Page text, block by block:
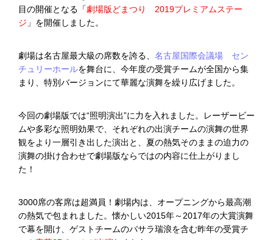
目の開催となる「劇場版どまつり 2019プレミアムステー
ジ 」を開催しました。
劇場は名古屋最大級の席数を誇る、 名古屋国際会議場 セン
チュリーホールを舞台に、今年度の受賞チームが全国から集
まり、特別バージョンにて華麗な演舞を繰り広げました。
今回の劇場版では“照明演出”に力を入れました。レーザービー
ムや多彩な照明効果で、それぞれの出演チームの演舞の世界
観をより一層引き出した演出と、夏の熱気そのままの迫力の
演舞の掛け合わせで劇場版ならではの内容に仕上がりまし
た！
3000席の客席は超満員！劇場内は、オープニングから最高潮
の熱気で包まれました。懐かしい2015年～2017年の大賞演舞
で幕を開け、ゲストチームのバサラ瑞浪を含む昨年の受賞チ